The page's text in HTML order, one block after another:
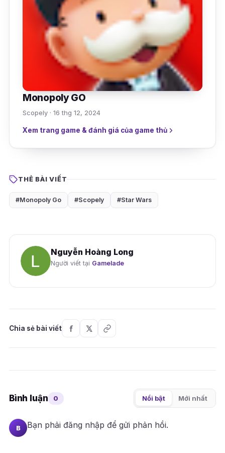
Monopoly GO
Scopely · 16 thg 12, 2024
Xem trang game & đánh giá của game thủ
THẺ BÀI VIẾT
#Monopoly Go #Scopely #Star Wars
Nguyễn Hoàng Long
Người viết tại Gamelade
Chia sẻ bài viết
Bình luận 0 Nổi bật Mới nhất
B Bạn phải đăng nhập để gửi phản hồi.